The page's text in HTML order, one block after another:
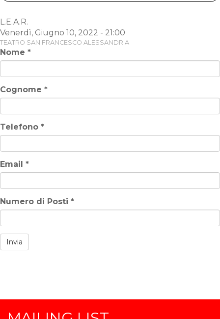
L.E.A.R.
Venerdì, Giugno 10, 2022 - 21:00
TEATRO SAN FRANCESCO ALESSANDRIA
Nome *
Cognome *
Telefono *
Email *
Numero di Posti *
Invia